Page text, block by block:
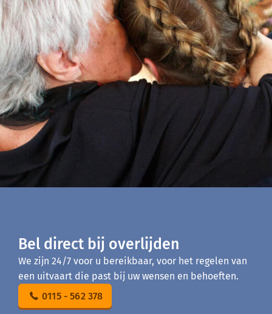
Bel direct bij overlijden
We zijn 24/7 voor u bereikbaar, voor het regelen van
een uitvaart die past bij uw wensen en behoeften.
0115 - 562 378